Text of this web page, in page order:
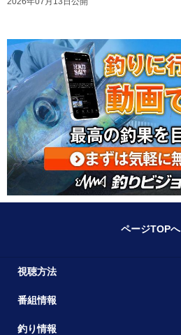
ページTOPへ
視聴方法
番組情報
釣り情報